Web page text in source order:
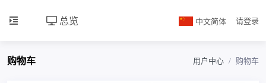
总览 中文简体 请登录
购物车 用户中心 购物车